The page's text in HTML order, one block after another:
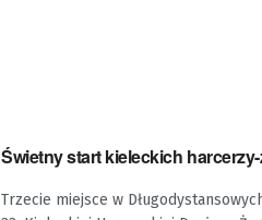
Świetny start kieleckich
Trzecie miejsce w